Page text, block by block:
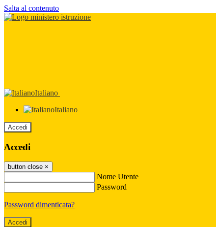
Salta al contenuto
Italiano
Italiano
Accedi
Accedi
button close ×
Nome Utente
Password
Password dimenticata?